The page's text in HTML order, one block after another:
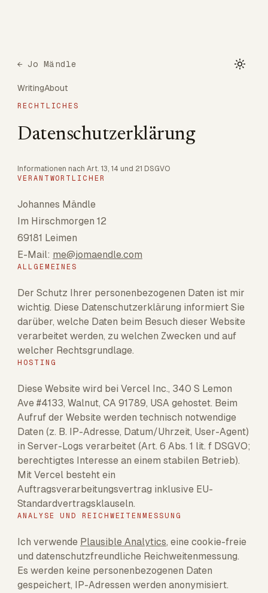
← Jo Mändle
WritingAbout
RECHTLICHES
Datenschutzerklärung
Informationen nach Art. 13, 14 und 21 DSGVO
VERANTWORTLICHER
Johannes Mändle
Im Hirschmorgen 12
69181 Leimen
E-Mail: me@jomaendle.com
ALLGEMEINES
Der Schutz Ihrer personenbezogenen Daten ist mir
wichtig. Diese Datenschutzerklärung informiert Sie
darüber, welche Daten beim Besuch dieser Website
verarbeitet werden, zu welchen Zwecken und auf
welcher Rechtsgrundlage.
HOSTING
Diese Website wird bei Vercel Inc., 340 S Lemon
Ave #4133, Walnut, CA 91789, USA gehostet. Beim
Aufruf der Website werden technisch notwendige
Daten (z. B. IP-Adresse, Datum/Uhrzeit, User-Agent)
in Server-Logs verarbeitet (Art. 6 Abs. 1 lit. f DSGVO;
berechtigtes Interesse an einem stabilen Betrieb).
Mit Vercel besteht ein
Auftragsverarbeitungsvertrag inklusive EU-
Standardvertragsklauseln.
ANALYSE UND REICHWEITENMESSUNG
Ich verwende Plausible Analytics, eine cookie-freie
und datenschutzfreundliche Reichweitenmessung.
Es werden keine personenbezogenen Daten
gespeichert, IP-Adressen werden anonymisiert.